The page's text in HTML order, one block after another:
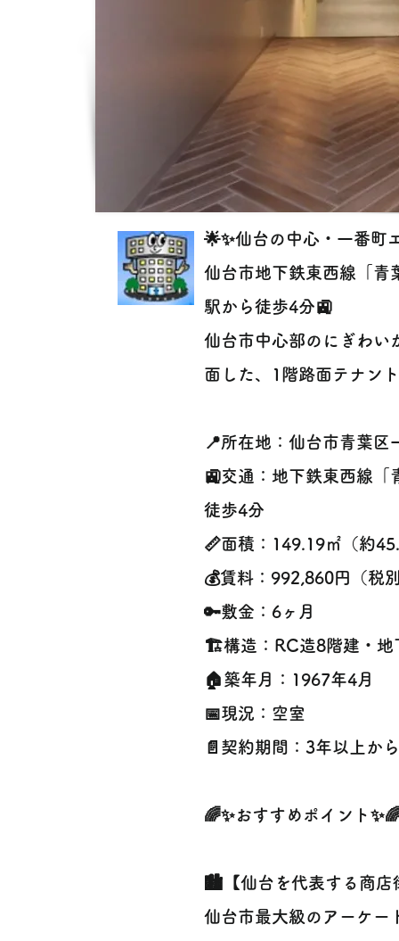
🌟✨仙台の中心・一番町
仙台市地下鉄東西線「青
駅から徒歩4分🚉
仙台市中心部のにぎわい
面した、1階路面テナン
📍所在地：仙台市青葉区
🚉交通：地下鉄東西線「
徒歩4分
📏面積：149.19㎡（約
💰賃料：992,860円（税
🔑敷金：6ヶ月
🏗構造：RC造8階建・地
🏠築年月：1967年4月
📅現況：空室
📄契約期間：3年以上か
🌈✨おすすめポイント
🏙️【仙台を代表する商
仙台市最大級のアーケー